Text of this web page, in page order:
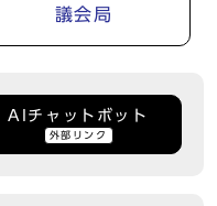
議会局
AIチャットボット
外部リンク